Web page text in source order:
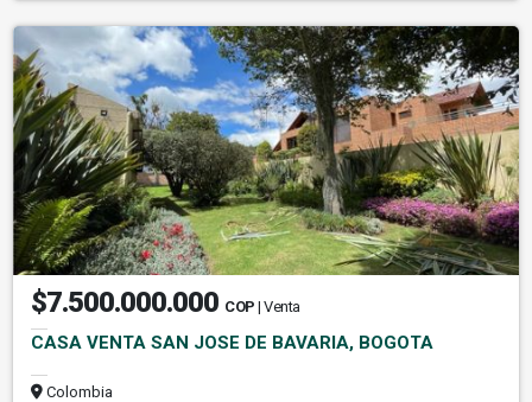
$7.500.000.000 COP | Venta
CASA VENTA SAN JOSE DE BAVARIA, BOGOTA
Colombia